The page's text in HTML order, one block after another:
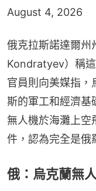
August 4, 2026
俄克拉斯諾達爾州
Kondratyev）稱
官員則向美媒指，
斯的軍工和經濟基
無人機於海灘上空
件，認為完全是俄
俄：烏克蘭無